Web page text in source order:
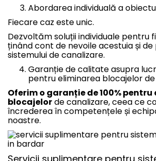
Abordarea individuală a
Fiecare caz este unic.
Dezvoltăm soluții individuale pentru
ținând cont de nevoile acestuia și
sistemului de canalizare.
Garanție de calitate asupra
pentru eliminarea blocajelor
Oferim o garanție de 100%
blocajelorde canalizare, ceea ce
încrederea în competențele și
noastre.